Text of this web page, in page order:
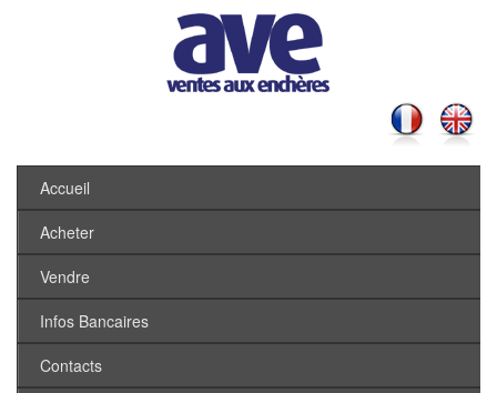
Accueil
Acheter
Vendre
Infos Bancaires
Contacts